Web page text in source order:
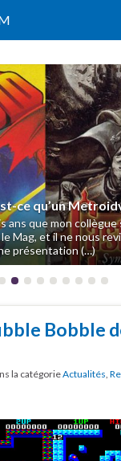
Vidéo ouvre sa
l’ouverture de
bien que nous ayons
une semaine plus tard
Bobble
la catégorieActualités,